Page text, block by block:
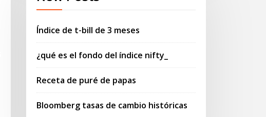
Índice de t-bill de 3 meses
¿qué es el fondo del índice nifty_
Receta de puré de papas
Bloomberg tasas de cambio históricas